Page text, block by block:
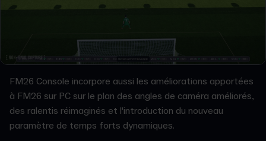
FM26 Console incorpore aussi les améliorations apportées
à FM26 sur PC sur le plan des angles de caméra améliorés,
des ralentis réimaginés et l'introduction du nouveau
paramètre de temps forts dynamiques.